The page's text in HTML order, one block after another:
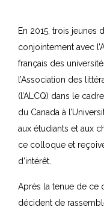
En 2015, trois jeunes
conjointement avec
français des
l’Association des
(l’ALCQ) dans le
du Canada à
aux étudiants et aux
ce colloque et
d’intérêt.
Après la tenue de ce
décident de